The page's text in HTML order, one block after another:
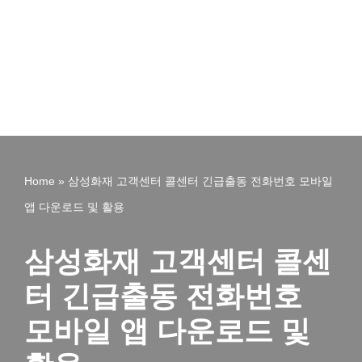
Home » 삼성화재 고객센터 콜센터 긴급출동 전화번호 모바일
앱 다운로드 및 활용
삼성화재 고객센터 콜센
터 긴급출동 전화번호
모바일 앱 다운로드 및